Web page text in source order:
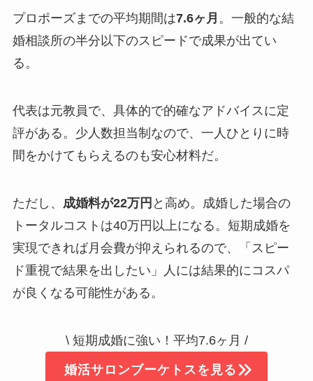
プロポーズまでの平均期間は7.6ヶ月 。一般的な結
婚相談所の半分以下のスピードで成果が出てい
る。
代表は元教員で、具体的で的確なアドバイスに定
評がある。少人数担当制なので、一人ひとりに時
間をかけてもらえるのも安心材料だ。
ただし、 成婚料が22万円 と高め。成婚した場合の
トータルコストは40万円以上になる。短期成婚を
実現できれば月会費が抑えられるので、「スピー
ド重視で結果を出したい」人には結果的にコスパ
が良くなる可能性がある。
\ 短期成婚に強い！平均7.6ヶ月 /
婚活サロンブーケトスを見る